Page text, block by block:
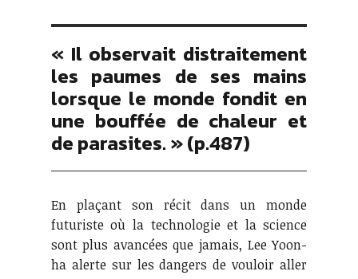
« Il observait distraitement
les paumes de ses mains
lorsque le monde fondit en
une bouffée de chaleur et
de parasites. » (p.487)
En plaçant son récit dans un monde
futuriste où la technologie et la science
sont plus avancées que jamais, Lee Yoon-
ha alerte sur les dangers de vouloir aller